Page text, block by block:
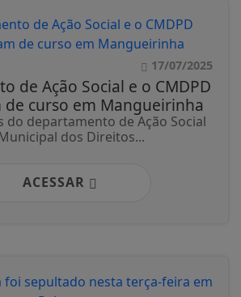
17/07/2025
de Ação Social e o CMDPD
curso em Mangueirinha
do departamento de Ação Social
dos Direitos...
ACESSAR